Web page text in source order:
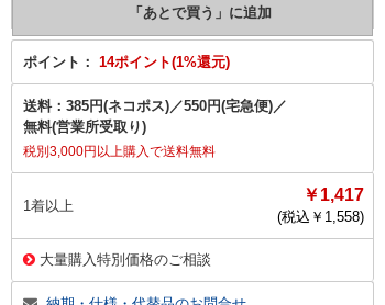
ポイント： 14ポイント(1%還元)
送料： 385円(ネコポス)／550円(宅急便)／
無料(営業所受取り)
税別3,000円以上購入で送料無料
1着以上
￥1,417
(税込￥ 1,558)
大量購入特別価格のご相談